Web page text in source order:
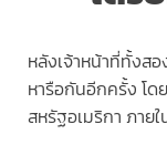
หลังเจ้าหน้าที่ทั้งส
หารือกันอีกครั้ง โ
สหรัฐอเมริกา ภาย